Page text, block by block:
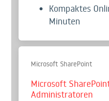
Kompaktes
Minuten
Microsoft SharePoint
Microsoft
Administratoren